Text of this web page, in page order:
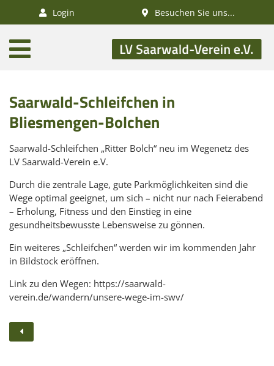
Login Besuchen Sie uns...
AKTUELLES
Veranstaltungen
SWV-News
GESUNDHEIT
Gesundheitswandern
Deutsches
Wanderabzeichen
NATUR
/
KULTUR
Naturschutz
Heimatpflege
Saarwald-Schleifchen in
Bliesmengen-Bolchen
Saarwald-Schleifchen „Ritter Bolch“ neu im Wegenetz des
LV Saarwald-Verein e.V.
Durch die zentrale Lage, gute Parkmöglichkeiten sind die
Wege optimal geeignet, um sich – nicht nur nach Feierabend
– Erholung, Fitness und den Einstieg in eine
gesundheitsbewusste Lebensweise zu gönnen.
Ein weiteres „Schleifchen“ werden wir im kommenden Jahr
in Bildstock eröffnen.
Link zu den Wegen: https://saarwald-
verein.de/wandern/unsere-wege-im-swv/